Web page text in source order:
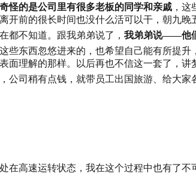
怪的是公司里有很多老板的同学和亲戚 ，
前的很长时间也没什么活可以干，朝九晚
都不知道。跟我弟弟说了， 我弟弟说——他
些东西忽悠进来的，也希望自己能有所提
理解的那样。以后再也不信这一套了，讲
公司稍有点钱，就带员工出国旅游、给大
高速运转状态，我在这个过程中也有了不